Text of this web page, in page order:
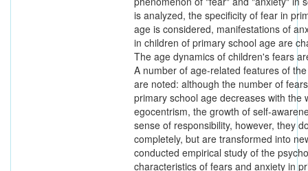
is analyzed, the specificity of fear in
age is considered, manifestations of
in children of primary school age are
The age dynamics of children's fears
A number of age-related features of
are noted: although the number of
primary school age decreases with the
egocentrism, the growth of self-
sense of responsibility, however, they
completely, but are transformed into
conducted empirical study of the
characteristics of fears and anxiety in